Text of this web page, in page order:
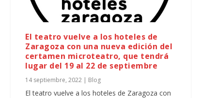
El teatro vuelve a los hoteles de
Zaragoza con una nueva edición del
certamen microteatro, que tendrá
lugar del 19 al 22 de septiembre
14 septiembre, 2022 | Blog
El teatro vuelve a los hoteles de Zaragoza con